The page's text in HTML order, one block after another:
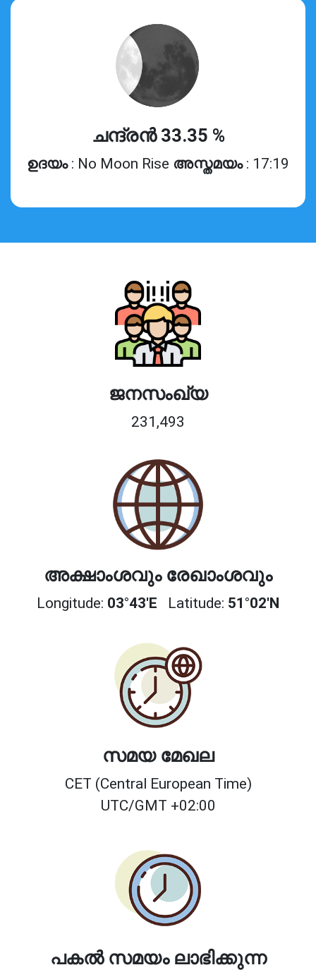
ചന്ദ്രൻ 33.35 %
ഉദയം : No Moon Rise അസ്തമയം : 17:19
ജനസംഖ്യ
231,493
അക്ഷാംശവും രേഖാംശവും
Longitude: 03°43'E Latitude: 51°02'N
സമയ മേഖല
CET (Central European Time)
UTC/GMT +02:00
പകൽ സമയം ലാഭിക്കുന്ന